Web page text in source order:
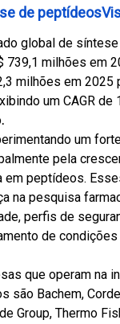
de
global de
739,1 milhões em
milhões em 2025
um CAGR de
.
um
pela
em peptídeos.
na pesquisa
perfis de
de
que operam na
são Bachem,
Group, Thermo